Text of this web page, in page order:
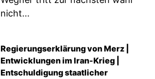
nicht...
Regierungserklärung von Merz |
Entwicklungen im Iran-Krieg |
Entschuldigung staatlicher